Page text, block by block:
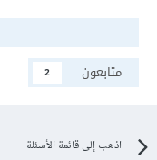
متابعون
2
اذهب إلى قائمة الأسئلة